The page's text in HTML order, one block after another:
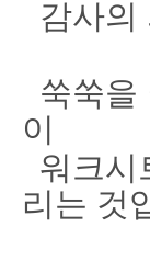
감사의
쑥쑥을
이
워크시
리는 것